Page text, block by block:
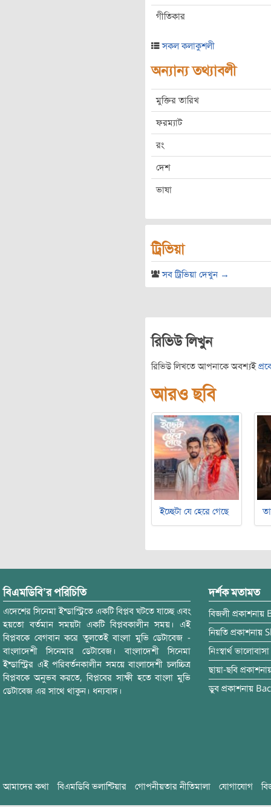
গীতিকার
সকল কলাকুশলী
অন্যান্য তথ্যাবলী
মুক্তির তারিখ
ফরম্যাট
রং
দেশ
ভাষা
ট্রিভিয়া
সব ট্রিভিয়া দেখুন →
রিভিউ লিখুন
রিভিউ লিখতে আপনাকে অবশ্যই
আরও ছবি
ইচ্ছেটা যে হেরে গেছে
বিএমডিবি’র পরিচিতি
এদেশের সিনেমা ইন্ডাস্ট্রিতে একটি বিপ্লব ঘটতে যাচ্ছে এবং
হয়তো বর্তমান সময়টা একটি বিপ্লবকালীন সময়। এই
বিপ্লবকে বেগবান করে তুলতেই বাংলা মুভি ডেটাবেজ -
বাংলাদেশী সিনেমার ডেটাবেজ। বাংলাদেশী সিনেমা
ইন্ডাস্ট্রির এই পরিবর্তনকালীন সময়ে বাংলাদেশী চলচ্চিত্র
বিপ্লবকে অনুভব করতে, বিপ্লবের সাক্ষী হতে বাংলা মুভি
ডেটাবেজ এর সাথে থাকুন। ধন্যবাদ।
দর্শক মতামত
বিজলী প্রকাশনায়
নিয়তি প্রকাশনায়
নিঃস্বার্থ ভালোবাসা
ছায়া-ছবি
ডুব প্রকাশনায়
আমাদের কথা বিএমডিবি ভলান্টিয়ার গোপনীয়তার নীতিমালা যোগাযোগ